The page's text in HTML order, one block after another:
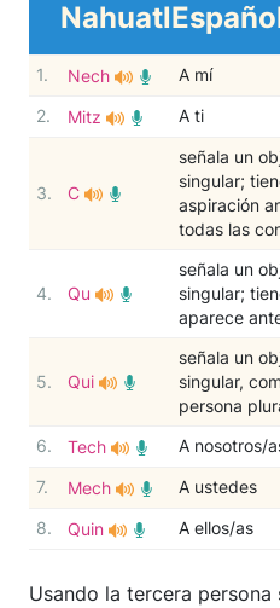
Nahuatl
1. Nech A mí
2. Mitz A ti
3. C
señala un
singular;
aspiración
todas las
4. Qu
señala un
singular;
aparece
5. Qui
señala un
singular,
persona
6. Tech A nosotros/
7. Mech A ustedes
8. Quin A ellos/as
Usando la tercera